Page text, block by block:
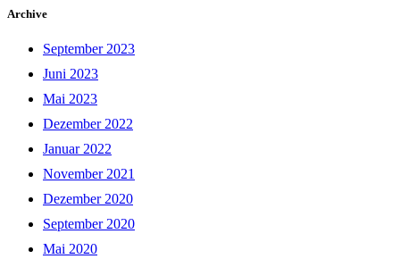
Archive
September 2023
Juni 2023
Mai 2023
Dezember 2022
Januar 2022
November 2021
Dezember 2020
September 2020
Mai 2020